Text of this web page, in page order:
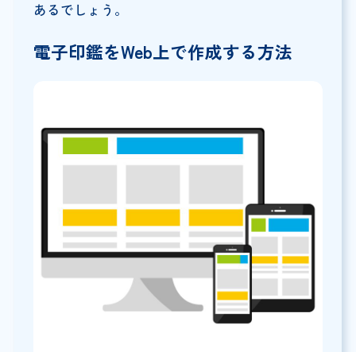
あるでしょう。
電子印鑑をWeb上で作成する方法